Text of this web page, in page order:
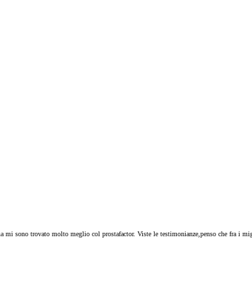
mi sono trovato molto meglio col prostafactor. Viste le testimonianze,penso che fra i